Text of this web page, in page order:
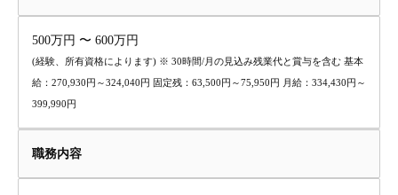
500万円 〜 600万円
(経験、所有資格によります) ※ 30時間/月の見込み残業代と賞与を含む 基本
給：270,930円～324,040円 固定残：63,500円～75,950円 月給：334,430円～
399,990円
職務内容